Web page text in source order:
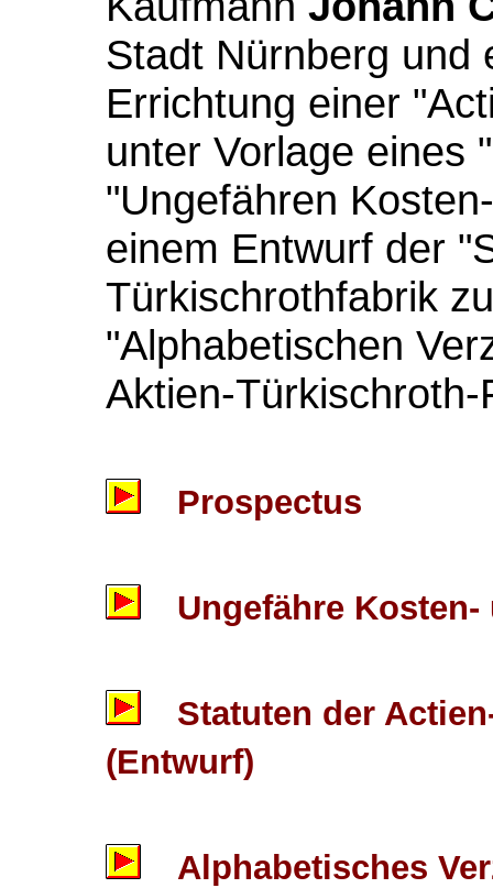
Stadt Nürnberg und
Errichtung einer
unter Vorlage eines
"Ungefähren
einem Entwurf der
Türkischrothfabrik
"Alphabetischen
Aktien-Türkischroth-
Prospectus
Ungefähre
Statuten der
(Entwurf)
Alphabetisches